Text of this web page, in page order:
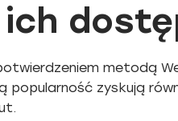
metodą
popularność zyskują